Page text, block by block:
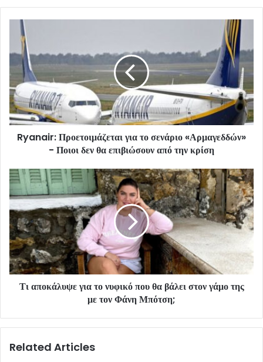
Ryanair: Προετοιμάζεται για το σενάριο «Αρμαγεδδών»
- Ποιοι δεν θα επιβιώσουν από την κρίση
Τι αποκάλυψε για το νυφικό που θα βάλει στον γάμο της
με τον Φάνη Μπότση;
Related Articles